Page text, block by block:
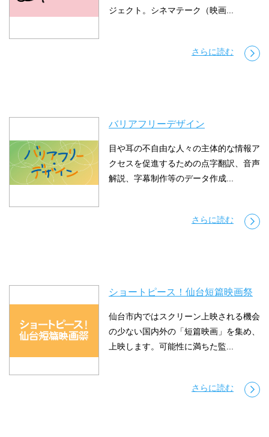
ジェクト。シネマテーク（映画...
さらに読む
バリアフリーデザイン
目や耳の不自由な人々の主体的な情報ア
クセスを促進するための点字翻訳、音声
解説、字幕制作等のデータ作成...
さらに読む
ショートピース！仙台短篇映画祭
仙台市内ではスクリーン上映される機会
の少ない国内外の「短篇映画」を集め、
上映します。可能性に満ちた監...
さらに読む